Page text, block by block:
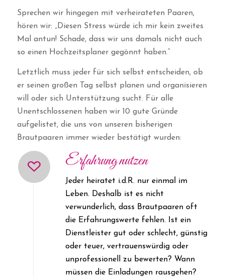
Sprechen wir hingegen mit verheirateten Paaren,
hören wir: „Diesen Stress würde ich mir kein zweites
Mal antun! Schade, dass wir uns damals nicht auch
so einen Hochzeitsplaner gegönnt haben.“
Letztlich muss jeder für sich selbst entscheiden, ob
er seinen großen Tag selbst planen und organisieren
will oder sich Unterstützung sucht. Für alle
Unentschlossenen haben wir 10 gute Gründe
aufgelistet, die uns von unseren bisherigen
Brautpaaren immer wieder bestätigt wurden:
Erfahrung nutzen
Jeder heiratet i.d.R. nur einmal im
Leben. Deshalb ist es nicht
verwunderlich, dass Brautpaaren oft
die Erfahrungswerte fehlen. Ist ein
Dienstleister gut oder schlecht, günstig
oder teuer, vertrauenswürdig oder
unprofessionell zu bewerten? Wann
müssen die Einladungen rausgehen?